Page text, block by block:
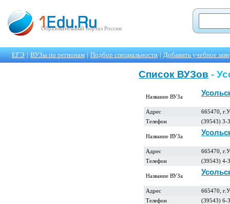
Образовательный портал России
ЕГЭ | ВУЗы по регионам | Подбор специальности | Добавить учебное
Список ВУЗов -
Название ВУЗа
Адрес
665470,
Телефон
(39543) 3-
Название ВУЗа
Адрес
665470,
Телефон
(39543) 4-
Название ВУЗа
Адрес
665470,
Телефон
(39543) 6-